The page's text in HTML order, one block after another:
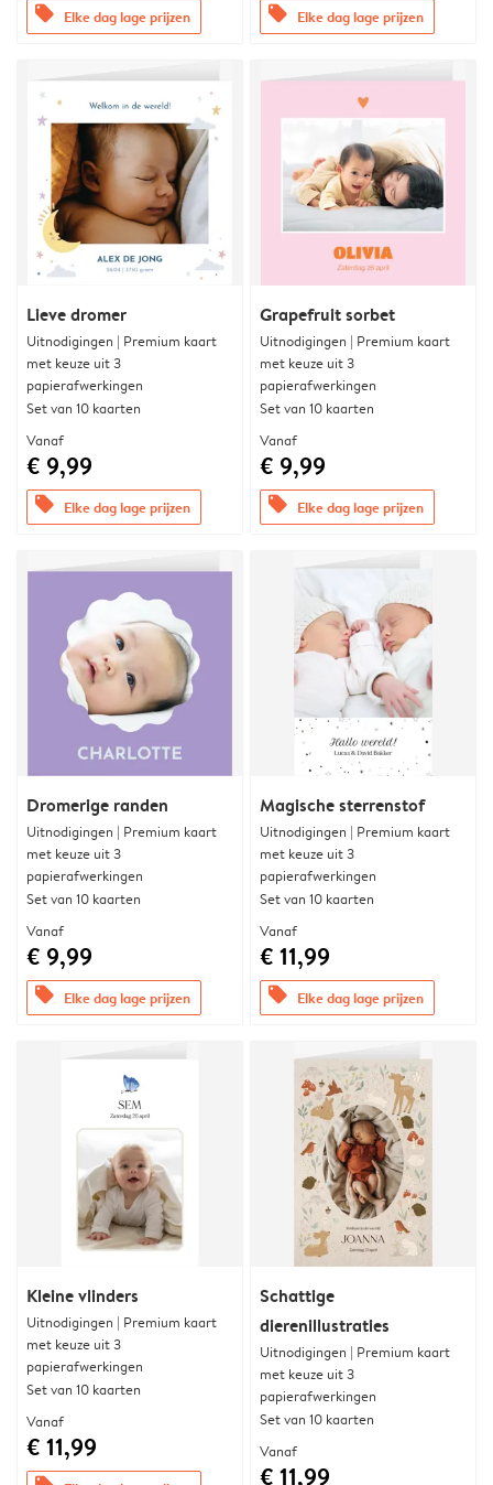
offers Elke dag lage prijzen offers Elke dag lage prijzen
Lieve dromer
Uitnodigingen | Premium kaart
met keuze uit 3
papierafwerkingen
Set van 10 kaarten
Vanaf
€ 9,99
offers Elke dag lage prijzen
Grapefruit sorbet
Uitnodigingen | Premium kaart
met keuze uit 3
papierafwerkingen
Set van 10 kaarten
Vanaf
€ 9,99
offers Elke dag lage prijzen
Dromerige randen
Uitnodigingen | Premium kaart
met keuze uit 3
papierafwerkingen
Set van 10 kaarten
Vanaf
€ 9,99
offers Elke dag lage prijzen
Magische sterrenstof
Uitnodigingen | Premium kaart
met keuze uit 3
papierafwerkingen
Set van 10 kaarten
Vanaf
€ 11,99
offers Elke dag lage prijzen
Kleine vlinders
Uitnodigingen | Premium kaart
met keuze uit 3
papierafwerkingen
Set van 10 kaarten
Vanaf
€ 11,99
Schattige
dierenillustraties
Uitnodigingen | Premium kaart
met keuze uit 3
papierafwerkingen
Set van 10 kaarten
Vanaf
€ 11,99